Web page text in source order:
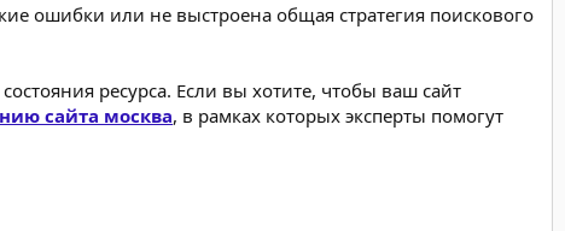
ошибки или не выстроена общая стратегия поискового
ресурса. Если вы хотите, чтобы ваш сайт
сайта москва, в рамках которых эксперты помогут